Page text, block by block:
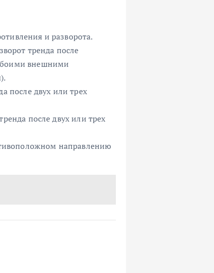
и разворота.
тренда после
внешними
после двух или трех
после двух или трех
направлению